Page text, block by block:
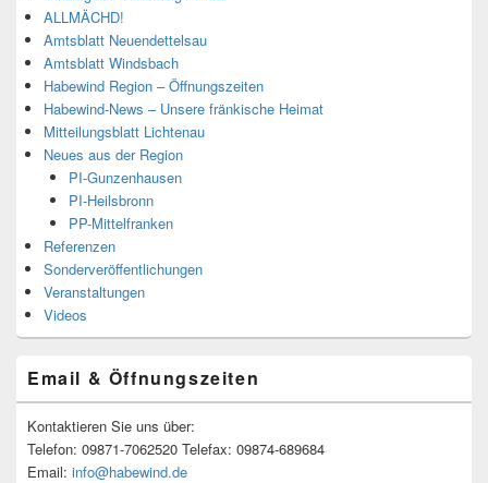
ALLMÄCHD!
Amtsblatt Neuendettelsau
Amtsblatt Windsbach
Habewind Region – Öffnungszeiten
Habewind-News – Unsere fränkische Heimat
Mitteilungsblatt Lichtenau
Neues aus der Region
PI-Gunzenhausen
PI-Heilsbronn
PP-Mittelfranken
Referenzen
Sonderveröffentlichungen
Veranstaltungen
Videos
Email & Öffnungszeiten
Kontaktieren Sie uns über:
Telefon: 09871-7062520 Telefax: 09874-689684
Email: info@habewind.de